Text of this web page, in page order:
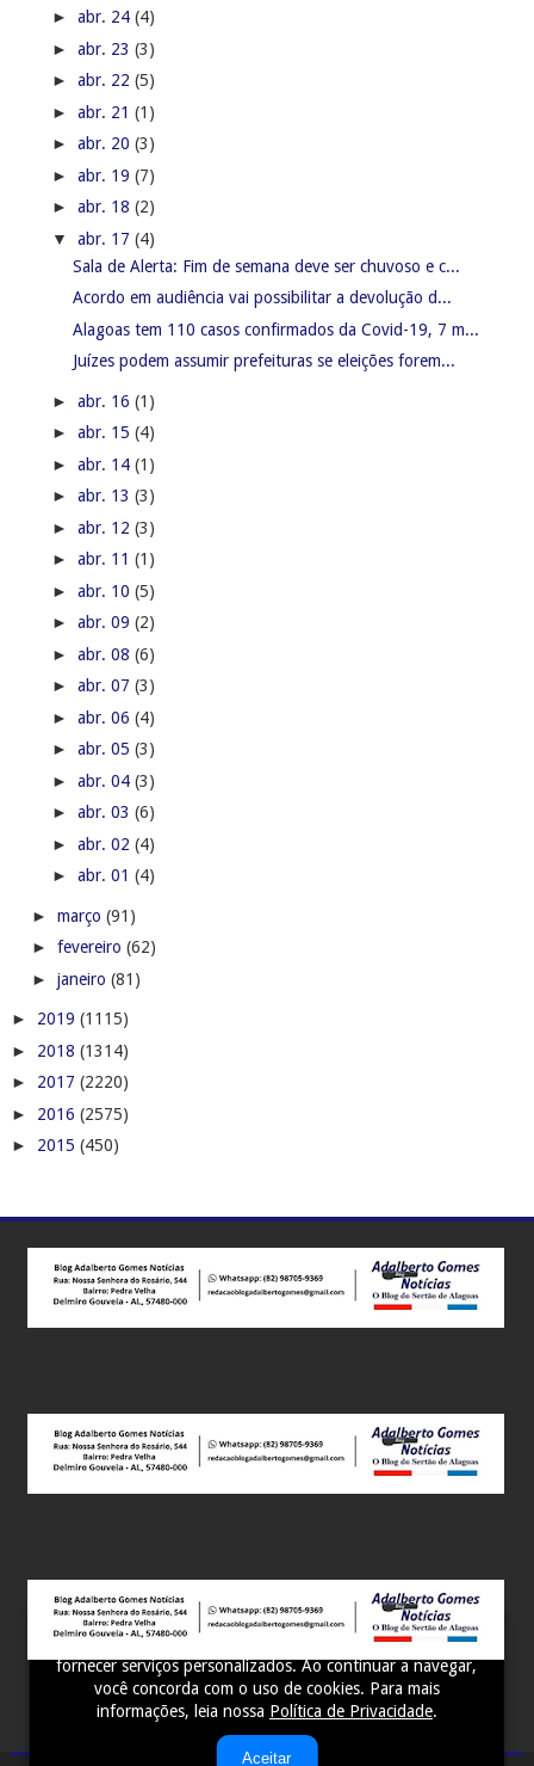
Este site utiliza cookies para melhorar sua experiência e
fornecer serviços personalizados. Ao continuar a navegar,
você concorda com o uso de cookies. Para mais
informações, leia nossa Política de Privacidade.
Aceitar
► abr. 25 (4)
► abr. 24 (4)
► abr. 23 (3)
► abr. 22 (5)
► abr. 21 (1)
► abr. 20 (3)
► abr. 19 (7)
► abr. 18 (2)
▼abr. 17(4)
Sala de Alerta: Fim de semana deve ser chuvoso e c...
Acordo em audiência vai possibilitar a devolução d...
Alagoas tem 110 casos confirmados da Covid-19, 7 m...
► abr. 16 (1)
► abr. 15 (4)
► abr. 14 (1)
► abr. 13 (3)
► abr. 12 (3)
► abr. 11 (1)
► abr. 10 (5)
► abr. 09 (2)
► abr. 08 (6)
► abr. 07 (3)
► abr. 06 (4)
► abr. 05 (3)
► abr. 04 (3)
► abr. 03 (6)
► abr. 02 (4)
► março(91)
► fevereiro(62)
► 2019 (1115)
► 2018 (1314)
► 2017 (2220)
► 2016 (2575)